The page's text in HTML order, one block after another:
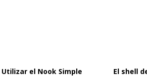
Utilizar el Nook Simple
El shell